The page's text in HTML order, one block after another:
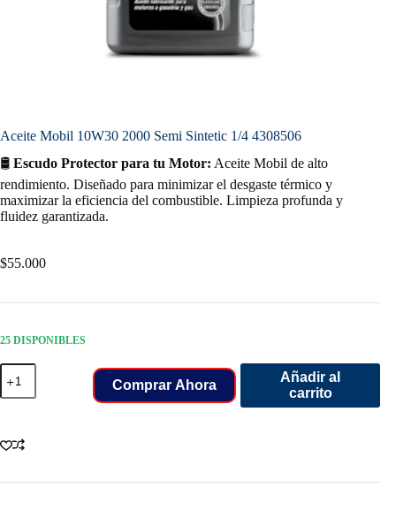
Aceite Mobil 10W30 2000 Semi Sintetic 1/4 4308506
🛢️ Escudo Protector para tu Motor: Aceite Mobil de alto
rendimiento. Diseñado para minimizar el desgaste térmico y
maximizar la eficiencia del combustible. Limpieza profunda y
fluidez garantizada.
$55.000
25 DISPONIBLES
Aceite
Mobil
10W30
Sintetic
Comprar Ahora
Añadir al
carrito